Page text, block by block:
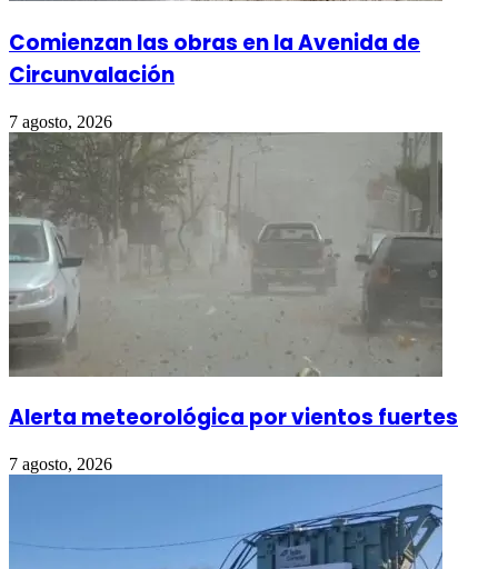
Comienzan las obras en la Avenida de
Circunvalación
7 agosto, 2026
Alerta meteorológica por vientos fuertes
7 agosto, 2026